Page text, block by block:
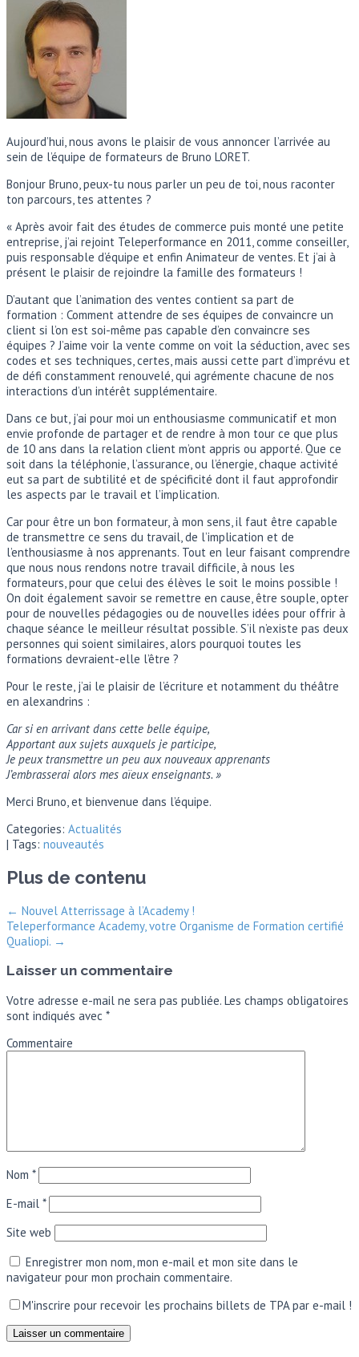
Aujourd’hui, nous avons le plaisir de vous annoncer l’arrivée au
sein de l’équipe de formateurs de Bruno LORET.
Bonjour Bruno, peux-tu nous parler un peu de toi, nous raconter
ton parcours, tes attentes ?
« Après avoir fait des études de commerce puis monté une petite
entreprise, j’ai rejoint Teleperformance en 2011, comme conseiller,
puis responsable d’équipe et enfin Animateur de ventes. Et j’ai à
présent le plaisir de rejoindre la famille des formateurs !
D’autant que l’animation des ventes contient sa part de
formation : Comment attendre de ses équipes de convaincre un
client si l’on est soi-même pas capable d’en convaincre ses
équipes ? J’aime voir la vente comme on voit la séduction, avec ses
codes et ses techniques, certes, mais aussi cette part d’imprévu et
de défi constamment renouvelé, qui agrémente chacune de nos
interactions d’un intérêt supplémentaire.
Dans ce but, j’ai pour moi un enthousiasme communicatif et mon
envie profonde de partager et de rendre à mon tour ce que plus
de 10 ans dans la relation client m’ont appris ou apporté. Que ce
soit dans la téléphonie, l’assurance, ou l’énergie, chaque activité
eut sa part de subtilité et de spécificité dont il faut approfondir
les aspects par le travail et l’implication.
Car pour être un bon formateur, à mon sens, il faut être capable
de transmettre ce sens du travail, de l’implication et de
l’enthousiasme à nos apprenants. Tout en leur faisant comprendre
que nous nous rendons notre travail difficile, à nous les
formateurs, pour que celui des élèves le soit le moins possible !
On doit également savoir se remettre en cause, être souple, opter
pour de nouvelles pédagogies ou de nouvelles idées pour offrir à
chaque séance le meilleur résultat possible. S’il n’existe pas deux
personnes qui soient similaires, alors pourquoi toutes les
formations devraient-elle l’être ?
Pour le reste, j’ai le plaisir de l’écriture et notamment du théâtre
en alexandrins :
Car si en arrivant dans cette belle équipe,
Apportant aux sujets auxquels je participe,
Je peux transmettre un peu aux nouveaux apprenants
J’embrasserai alors mes aïeux enseignants. »
Merci Bruno, et bienvenue dans l’équipe.
Categories: Actualités
| Tags: nouveautés
Plus de contenu
← Nouvel Atterrissage à l’Academy !
Teleperformance Academy, votre Organisme de Formation certifié
Qualiopi. →
Laisser un commentaire
Votre adresse e-mail ne sera pas publiée. Les champs obligatoires
sont indiqués avec *
Commentaire
Nom *
E-mail *
Site web
Enregistrer mon nom, mon e-mail et mon site dans le
navigateur pour mon prochain commentaire.
M'inscrire pour recevoir les prochains billets de TPA par e-mail !